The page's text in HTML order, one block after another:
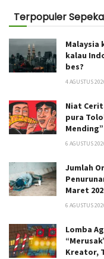
Terpopuler
Malaysia
kalau
bes?
4 AGUSTUS
Niat
pura
6 AGUSTUS
Jumlah
Maret
6 AGUSTUS
Lomba
Kreator,